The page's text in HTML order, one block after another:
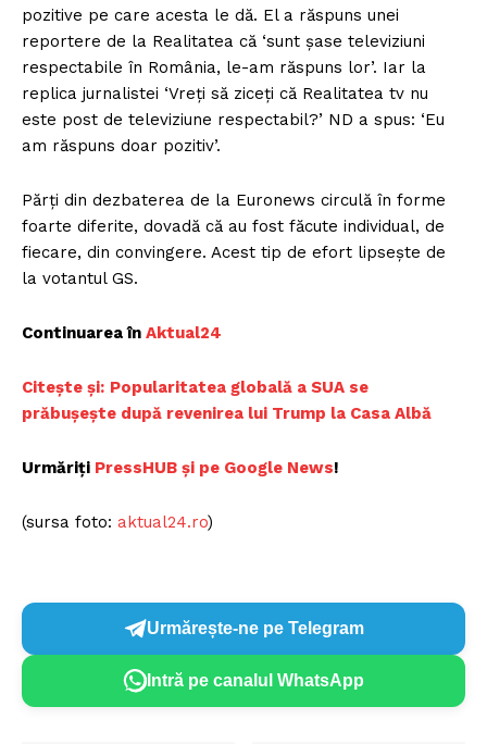
pozitive pe care acesta le dă. El a răspuns unei
reportere de la Realitatea că ‘sunt șase televiziuni
respectabile în România, le-am răspuns lor’. Iar la
replica jurnalistei ‘Vreți să ziceți că Realitatea tv nu
este post de televiziune respectabil?’ ND a spus: ‘Eu
am răspuns doar pozitiv’.
Părți din dezbaterea de la Euronews circulă în forme
foarte diferite, dovadă că au fost făcute individual, de
fiecare, din convingere. Acest tip de efort lipsește de
la votantul GS.
Continuarea în Aktual24
Citește și: Popularitatea globală a SUA se
prăbușește după revenirea lui Trump la Casa Albă
Urmăriți PressHUB și pe Google News!
(sursa foto: aktual24.ro)
Urmărește-ne pe Telegram
Intră pe canalul WhatsApp